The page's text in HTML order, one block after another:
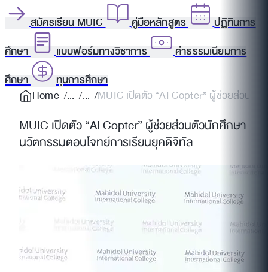
สมัครเรียน MUIC คู่มือหลักสูตร
ปฏิทินการ
ศึกษา
แบบฟอร์มทางวิชาการ
ค่าธรรมเนียมการ
ศึกษา
ทุนการศึกษา
Home
MUIC เปิดตัว “AI Copter” ผู้ช่วยส่วนตั
MUIC เปิดตัว “AI Copter” ผู้ช่วยส่วนตัวนักศึกษา
นวัตกรรมตอบโจทย์การเรียนยุคดิจิทัล